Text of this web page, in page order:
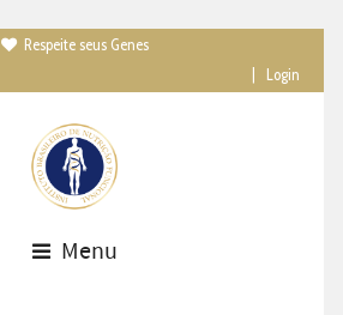
Respeite seus Genes
Login
Menu